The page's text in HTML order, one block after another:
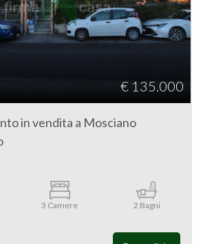
€ 135.000
in vendita a Mosciano
3 Camere 2 Bagni